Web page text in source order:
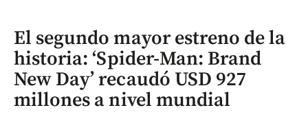
El segundo mayor estreno de la
historia: ‘Spider-Man: Brand
New Day’ recaudó USD 927
millones a nivel mundial